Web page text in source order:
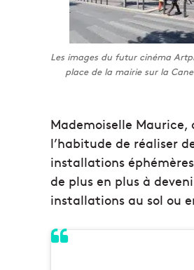
Les images du futur cinéma
place de la mairie sur la
Mademoiselle
l’habitude de réaliser
installations
de plus en plus à
installations au sol ou